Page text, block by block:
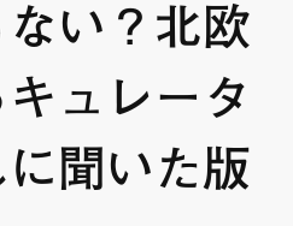
い？北欧
ュレータ
聞いた版